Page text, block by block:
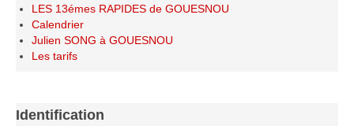
Le Challenge Blitz
Le Challenge 2014-2015
Le Challenge 2013-2014
LES 13émes RAPIDES de GOUESNOU
Calendrier
Julien SONG à GOUESNOU
Les tarifs
Identification